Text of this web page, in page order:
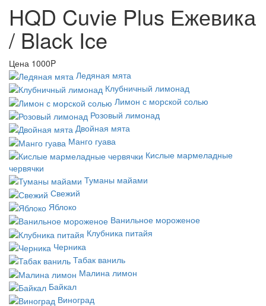
HQD Cuvie Plus Ежевика
/ Black Ice
Цена 1000P
Ледяная мята
Клубничный лимонад
Лимон с морской солью
Розовый лимонад
Двойная мята
Манго гуава
Кислые мармеладные
червячки
Туманы майами
Свежий
Яблоко
Ванильное мороженое
Клубника питайя
Черника
Табак ваниль
Малина лимон
Байкал
Виноград